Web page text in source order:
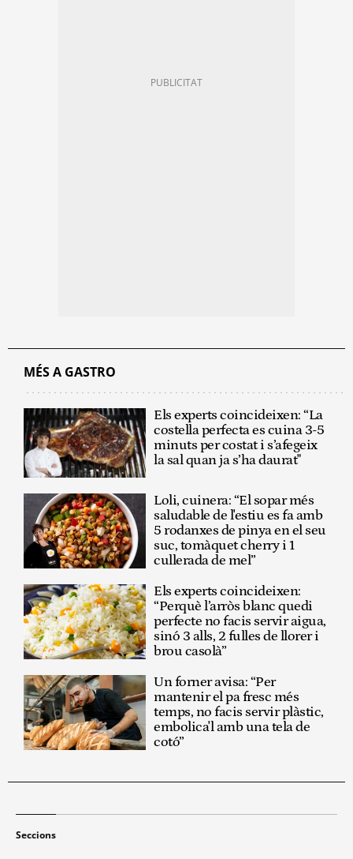
MÉS A GASTRO
Els experts coincideixen: “La
costella perfecta es cuina 3-5
minuts per costat i s’afegeix
la sal quan ja s’ha daurat"
Loli, cuinera: “El sopar més
saludable de l'estiu es fa amb
5 rodanxes de pinya en el seu
suc, tomàquet cherry i 1
cullerada de mel”
Els experts coincideixen:
“Perquè l’arròs blanc quedi
perfecte no facis servir aigua,
sinó 3 alls, 2 fulles de llorer i
brou casolà”
Un forner avisa: “Per
mantenir el pa fresc més
temps, no facis servir plàstic,
embolica'l amb una tela de
cotó”
Seccions